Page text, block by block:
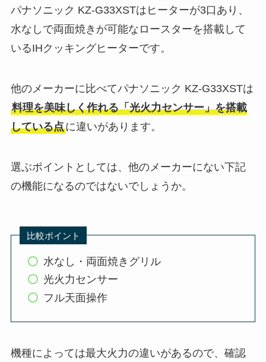
パナソニック KZ-G33XSTはヒーターが3口あり、
水なしで両面焼きが可能なロースターを搭載して
いるIHクッキングヒーターです。
他のメーカーに比べてパナソニック KZ-G33XSTは
料理を美味しく作れる「光火力センサー」を搭載
している点に違いがあります。
選ぶポイントとしては、他のメーカーにない下記
の機能になるのではないでしょうか。
比較ポイント
水なし・両面焼きグリル
光火力センサー
フル天面操作
機種によっては最大火力の違いがあるので、確認